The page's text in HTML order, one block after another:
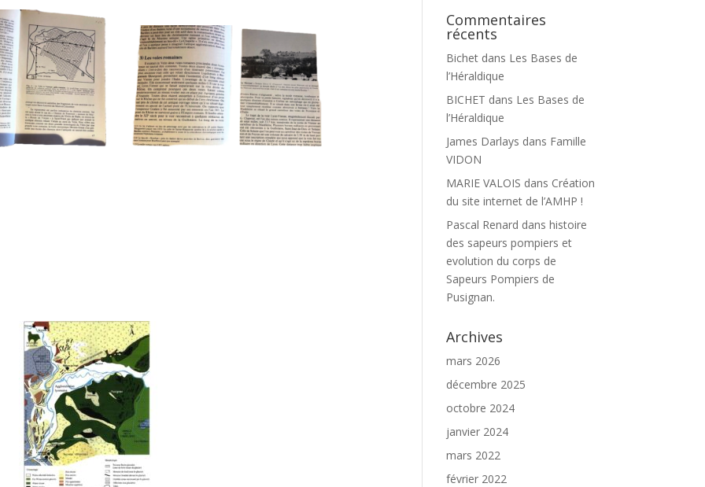
Commentaires
récents
Bichet dans Les Bases de
l’Héraldique
BICHET dans Les Bases de
l’Héraldique
James Darlays dans Famille
VIDON
MARIE VALOIS dans Création
du site internet de l’AMHP !
Pascal Renard danshistoire
des sapeurs pompiers et
evolution du corps de
Sapeurs Pompiers de
Pusignan.
Archives
mars 2026
décembre 2025
octobre 2024
janvier 2024
mars 2022
février 2022